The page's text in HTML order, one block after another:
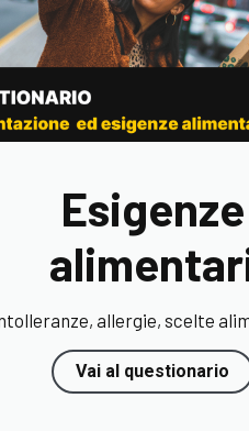
Esigenze
allergie, scelte
Vai al questionario